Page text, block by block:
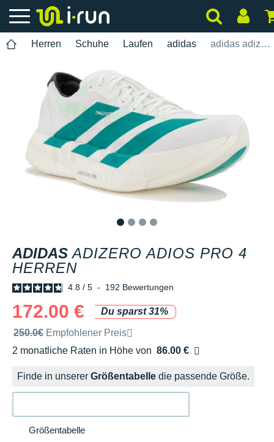
Herren Schuhe Laufen adidas adidas adizero Adios Pro 4 Herren
ADIDAS ADIZERO ADIOS PRO 4
HERREN
4.8 / 5 - 192 Bewertungen
172.00 €
Du sparst 31%
Unverbindliche Preisempfehlung der Marke
250.0€ Empfohlener Preis
2 monatliche Raten in Höhe von 86.00 €
Ohne Zusatzkosten
Finde in unserer Größentabelle die passende Größe.
Größentabelle